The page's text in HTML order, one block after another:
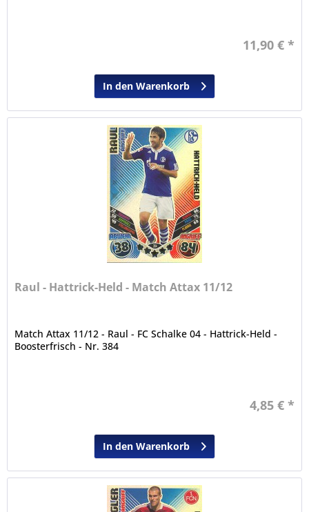
11,90 € *
In den Warenkorb
Raul - Hattrick-Held - Match Attax 11/12
Match Attax 11/12 - Raul - FC Schalke 04 - Hattrick-Held -
Boosterfrisch - Nr. 384
4,85 € *
In den Warenkorb